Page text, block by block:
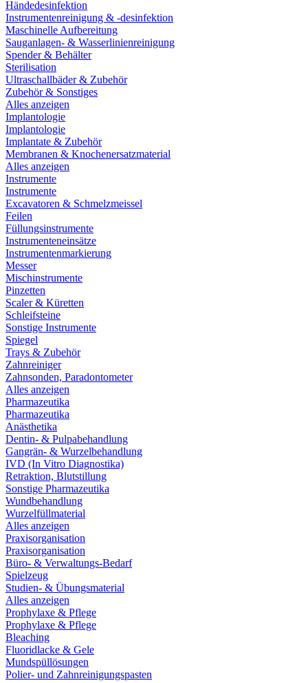
Händedesinfektion
Instrumentenreinigung & -desinfektion
Maschinelle Aufbereitung
Sauganlagen- & Wasserlinienreinigung
Spender & Behälter
Sterilisation
Ultraschallbäder & Zubehör
Zubehör & Sonstiges
Alles anzeigen
Implantologie
Implantologie
Implantate & Zubehör
Membranen & Knochenersatzmaterial
Alles anzeigen
Instrumente
Instrumente
Excavatoren & Schmelzmeissel
Feilen
Füllungsinstrumente
Instrumenteneinsätze
Instrumentenmarkierung
Messer
Mischinstrumente
Pinzetten
Scaler & Küretten
Schleifsteine
Sonstige Instrumente
Spiegel
Trays & Zubehör
Zahnreiniger
Zahnsonden, Paradontometer
Alles anzeigen
Pharmazeutika
Pharmazeutika
Anästhetika
Dentin- & Pulpabehandlung
Gangrän- & Wurzelbehandlung
IVD (In Vitro Diagnostika)
Retraktion, Blutstillung
Sonstige Pharmazeutika
Wundbehandlung
Wurzelfüllmaterial
Alles anzeigen
Praxisorganisation
Praxisorganisation
Büro- & Verwaltungs-Bedarf
Spielzeug
Studien- & Übungsmaterial
Alles anzeigen
Prophylaxe & Pflege
Prophylaxe & Pflege
Bleaching
Fluoridlacke & Gele
Mundspüllösungen
Polier- und Zahnreinigungspasten